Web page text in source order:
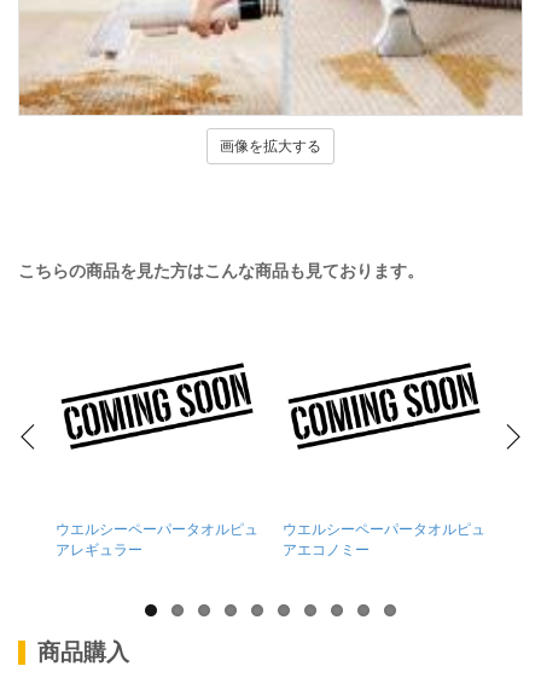
画像を拡大する
こちらの商品を見た方はこんな商品も見ております。
ウエルシーペーパータオルピュ
アレギュラー
ウエルシーペーパータオルピュ
アエコノミー
商品購入